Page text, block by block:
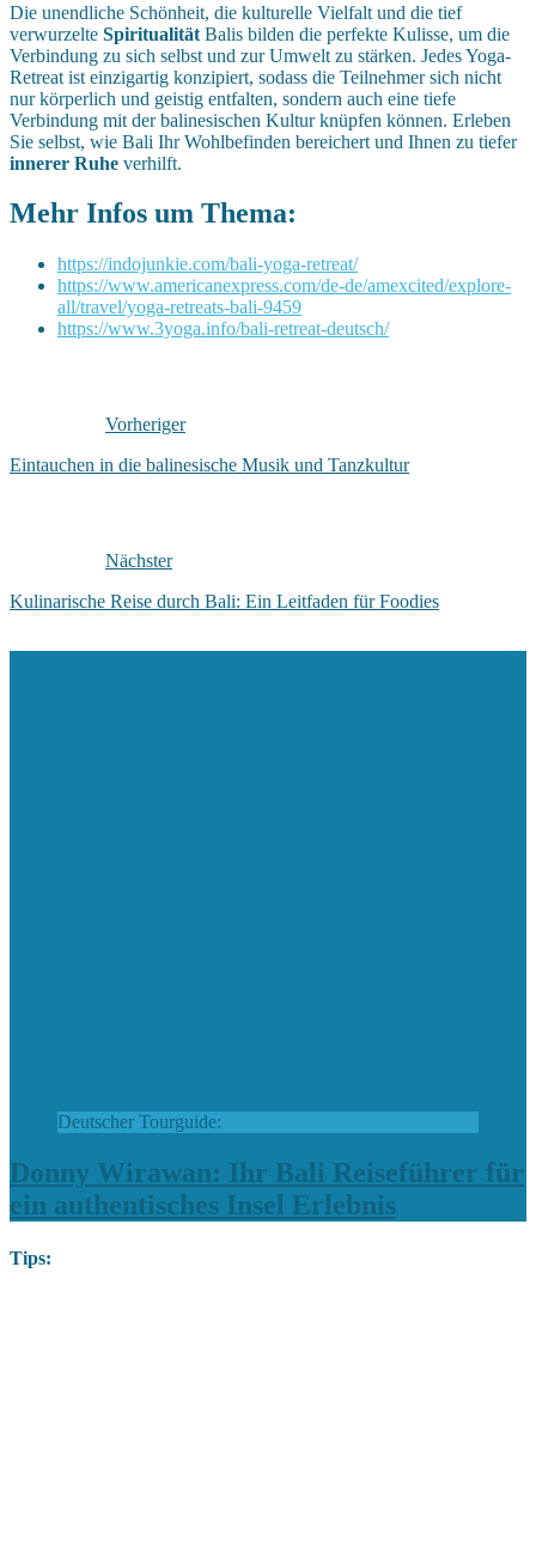
Die unendliche Schönheit, die kulturelle Vielfalt und die tief
verwurzelte Spiritualität Balis bilden die perfekte Kulisse, um die
Verbindung zu sich selbst und zur Umwelt zu stärken. Jedes Yoga-
Retreat ist einzigartig konzipiert, sodass die Teilnehmer sich nicht
nur körperlich und geistig entfalten, sondern auch eine tiefe
Verbindung mit der balinesischen Kultur knüpfen können. Erleben
Sie selbst, wie Bali Ihr Wohlbefinden bereichert und Ihnen zu tiefer
innerer Ruhe verhilft.
Mehr Infos um Thema:
https://indojunkie.com/bali-yoga-retreat/
https://www.americanexpress.com/de-de/amexcited/explore-
all/travel/yoga-retreats-bali-9459
https://www.3yoga.info/bali-retreat-deutsch/
Vorheriger
Eintauchen in die balinesische Musik und Tanzkultur
Nächster
Kulinarische Reise durch Bali: Ein Leitfaden für Foodies
Deutscher Tourguide:
Donny Wirawan: Ihr Bali Reiseführer für
ein authentisches Insel Erlebnis
Tips: